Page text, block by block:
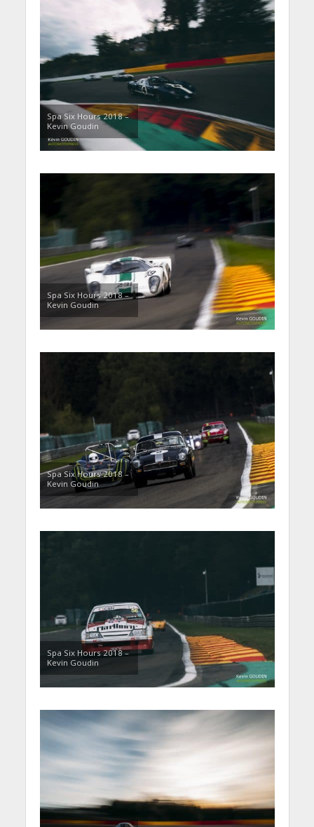
Spa Six Hours 2018 –
Kevin Goudin
Spa Six Hours 2018 –
Kevin Goudin
Spa Six Hours 2018 –
Kevin Goudin
Spa Six Hours 2018 –
Kevin Goudin